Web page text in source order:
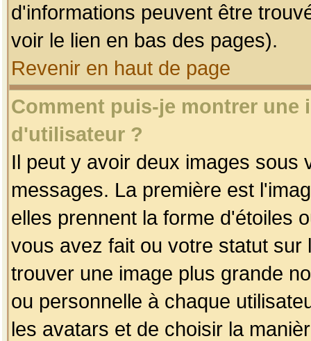
d'informations peuvent être
voir le lien en bas des pages).
Revenir en haut de page
Comment puis-je montrer une
d'utilisateur ?
Il peut y avoir deux images sous
messages. La première est
elles prennent la forme d'étoiles
vous avez fait ou votre statut
trouver une image plus grande
ou personnelle à chaque
les avatars et de choisir la